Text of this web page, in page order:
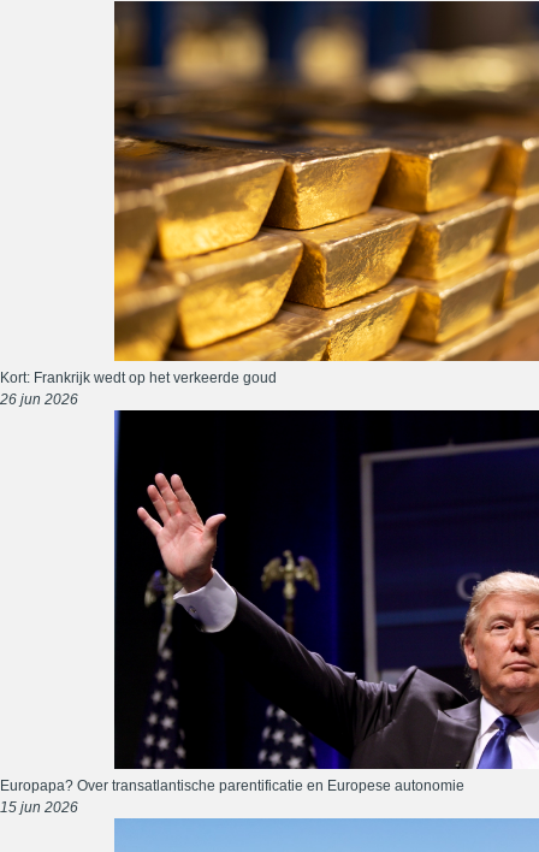
Kort: Frankrijk wedt op het verkeerde goud
26 jun 2026
Europapa? Over transatlantische parentificatie en Europese autonomie
15 jun 2026